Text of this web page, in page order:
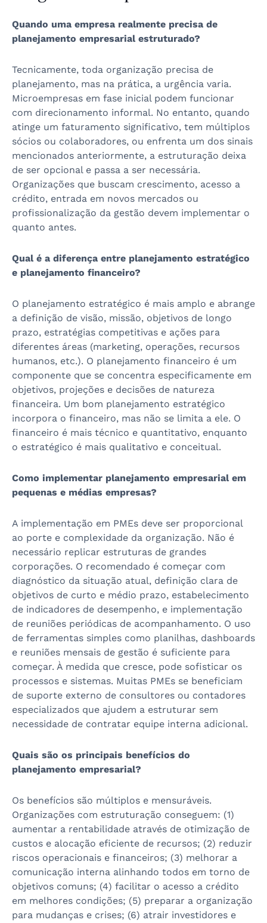
Quando uma empresa realmente precisa de
planejamento empresarial estruturado?
Tecnicamente, toda organização precisa de
planejamento, mas na prática, a urgência varia.
Microempresas em fase inicial podem funcionar
com direcionamento informal. No entanto, quando
atinge um faturamento significativo, tem múltiplos
sócios ou colaboradores, ou enfrenta um dos sinais
mencionados anteriormente, a estruturação deixa
de ser opcional e passa a ser necessária.
Organizações que buscam crescimento, acesso a
crédito, entrada em novos mercados ou
profissionalização da gestão devem implementar o
quanto antes.
Qual é a diferença entre planejamento estratégico
e planejamento financeiro?
O planejamento estratégico é mais amplo e abrange
a definição de visão, missão, objetivos de longo
prazo, estratégias competitivas e ações para
diferentes áreas (marketing, operações, recursos
humanos, etc.). O planejamento financeiro é um
componente que se concentra especificamente em
objetivos, projeções e decisões de natureza
financeira. Um bom planejamento estratégico
incorpora o financeiro, mas não se limita a ele. O
financeiro é mais técnico e quantitativo, enquanto
o estratégico é mais qualitativo e conceitual.
Como implementar planejamento empresarial em
pequenas e médias empresas?
A implementação em PMEs deve ser proporcional
ao porte e complexidade da organização. Não é
necessário replicar estruturas de grandes
corporações. O recomendado é começar com
diagnóstico da situação atual, definição clara de
objetivos de curto e médio prazo, estabelecimento
de indicadores de desempenho, e implementação
de reuniões periódicas de acompanhamento. O uso
de ferramentas simples como planilhas, dashboards
e reuniões mensais de gestão é suficiente para
começar. À medida que cresce, pode sofisticar os
processos e sistemas. Muitas PMEs se beneficiam
de suporte externo de consultores ou contadores
especializados que ajudem a estruturar sem
necessidade de contratar equipe interna adicional.
Quais são os principais benefícios do
planejamento empresarial?
Os benefícios são múltiplos e mensuráveis.
Organizações com estruturação conseguem: (1)
aumentar a rentabilidade através de otimização de
custos e alocação eficiente de recursos; (2) reduzir
riscos operacionais e financeiros; (3) melhorar a
comunicação interna alinhando todos em torno de
objetivos comuns; (4) facilitar o acesso a crédito
em melhores condições; (5) preparar a organização
para mudanças e crises; (6) atrair investidores e